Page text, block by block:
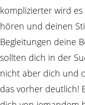
komplizierter wird
hören und deinen
Begleitungen deine
sollten dich in der
nicht aber dich und
das vorher deutlich!